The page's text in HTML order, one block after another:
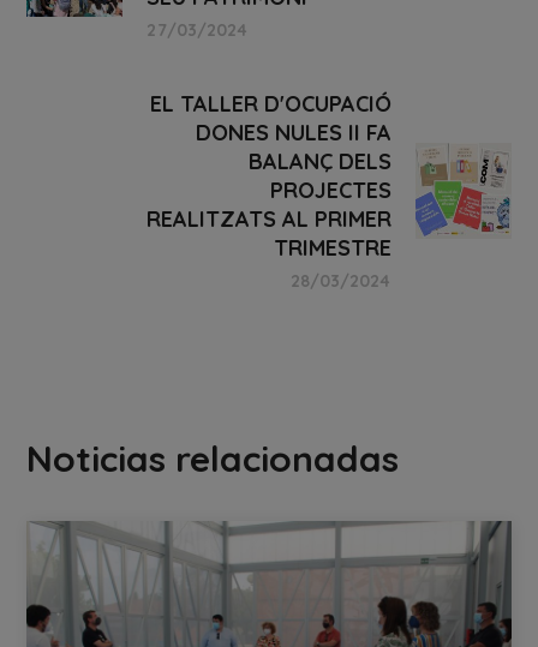
27/03/2024
EL TALLER D'OCUPACIÓ
DONES NULES II FA
BALANÇ DELS
PROJECTES
REALITZATS AL PRIMER
TRIMESTRE
28/03/2024
Noticias relacionadas